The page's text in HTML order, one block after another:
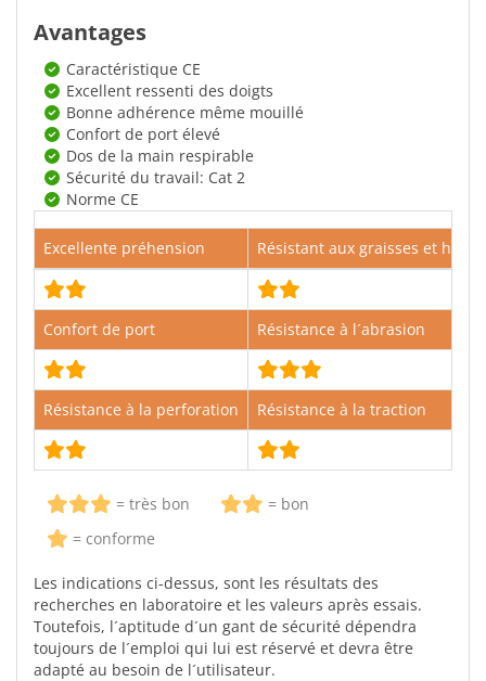
Avantages
Caractéristique CE
Excellent ressenti des doigts
Bonne adhérence même mouillé
Confort de port élevé
Dos de la main respirable
Sécurité du travail: Cat 2
Norme CE
Excellente préhension Résistant aux graisses et huiles
Confort de port Résistance à l´abrasion
Résistance à la perforation Résistance à la traction
= très bon
= bon
= conforme
Les indications ci-dessus, sont les résultats des
recherches en laboratoire et les valeurs après essais.
Toutefois, l´aptitude d´un gant de sécurité dépendra
toujours de l´emploi qui lui est réservé et devra être
adapté au besoin de l´utilisateur.